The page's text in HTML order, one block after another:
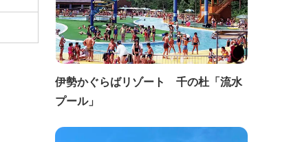
伊勢かぐらばリゾート 千の杜「流水
プール」